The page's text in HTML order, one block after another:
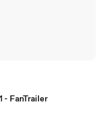
- FanTrailer